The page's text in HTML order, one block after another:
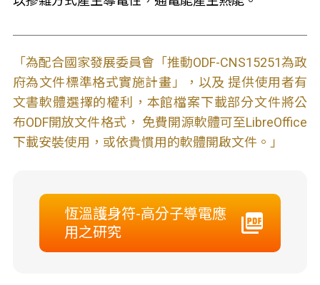
「為配合國家發展委員會「推動ODF-CNS15251為政
府為文件標準格式實施計畫」，以及 提供使用者有
文書軟體選擇的權利，本館檔案下載部分文件將公
布ODF開放文件格式， 免費開源軟體可至LibreOffice
下載安裝使用，或依貴慣用的軟體開啟文件。」
恆溫護身符-高分子導電應
用之研究